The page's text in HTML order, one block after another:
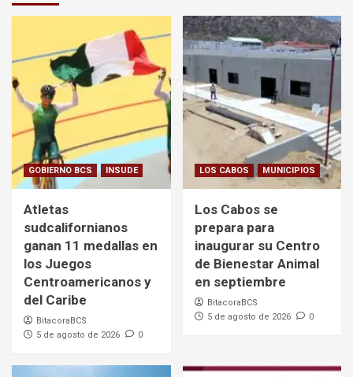
GOBIERNO BCS INSUDE
Atletas
sudcalifornianos
ganan 11 medallas en
los Juegos
Centroamericanos y
del Caribe
BitacoraBCS
5 de agosto de 2026
0
LOS CABOS MUNICIPIOS
Los Cabos se
prepara para
inaugurar su Centro
de Bienestar Animal
en septiembre
BitacoraBCS
5 de agosto de 2026
0